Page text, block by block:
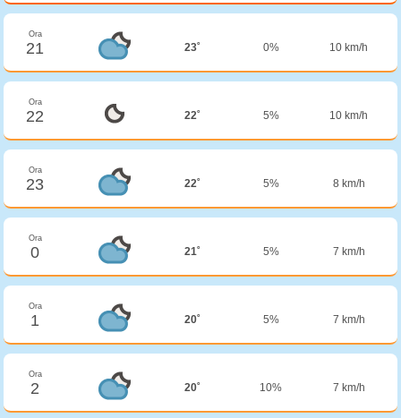
Ora
21 23˚ 0% 10 km/h
Ora
22 22˚ 5% 10 km/h
Ora
23 22˚ 5% 8 km/h
Ora
0 21˚ 5% 7 km/h
Ora
1 20˚ 5% 7 km/h
Ora
2 20˚ 10% 7 km/h